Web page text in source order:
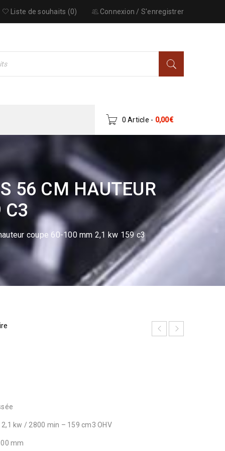
Connexion / S'enregistrer
Liste de souhaits (0)
0 Article - 0,00€
56 CM HAUTEUR
C3
coupe 60-100 mm 2,1 kw 159 c3
kw / 2800 min – 159 cm3 OHV
mm